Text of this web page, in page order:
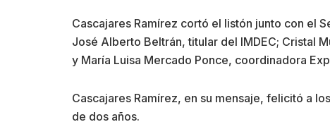
Cascajares Ramírez cortó el listón junto con el
José Alberto Beltrán, titular del IMDEC; Cristal
y María Luisa Mercado Ponce, coordinadora
Cascajares Ramírez, en su mensaje, felicitó a
de dos años.